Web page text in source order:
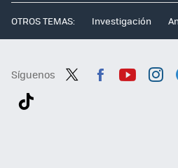
OTROS TEMAS: Investigación
Síguenos